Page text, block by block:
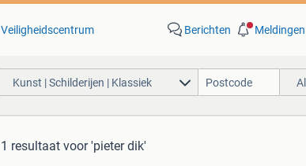
Veiligheidscentrum Berichten Meldingen
Kunst | Schilderijen | Klassiek
1 resultaat voor 'pieter dik'